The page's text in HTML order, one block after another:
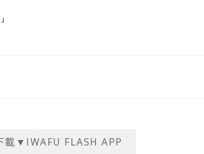
載▼IWAFU FLASH APP